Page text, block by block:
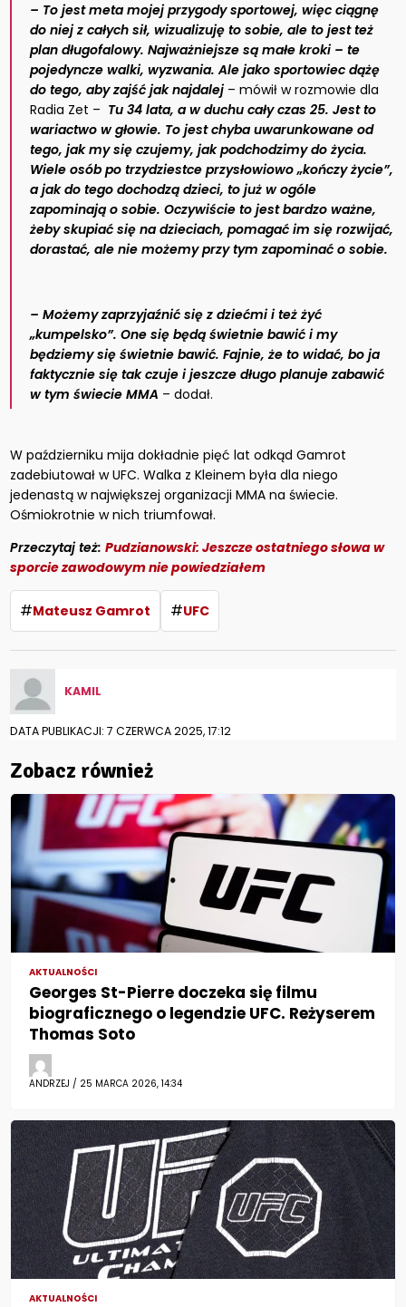
– To jest meta mojej przygody sportowej, więc ciągnę
do niej z całych sił, wizualizuję to sobie, ale to jest też
plan długofalowy. Najważniejsze są małe kroki – te
pojedyncze walki, wyzwania. Ale jako sportowiec dążę
do tego, aby zajść jak najdalej– mówił w rozmowie dla
Radia Zet – Tu 34 lata, a w duchu cały czas 25. Jest to
wariactwo w głowie. To jest chyba uwarunkowane od
tego, jak my się czujemy, jak podchodzimy do życia.
Wiele osób po trzydziestce przysłowiowo „kończy życie”,
a jak do tego dochodzą dzieci, to już w ogóle
zapominają o sobie. Oczywiście to jest bardzo ważne,
żeby skupiać się na dzieciach, pomagać im się rozwijać,
dorastać, ale nie możemy przy tym zapominać o sobie.
– Możemy zaprzyjaźnić się z dziećmi i też żyć
„kumpelsko”. One się będą świetnie bawić i my
będziemy się świetnie bawić. Fajnie, że to widać, bo ja
faktycznie się tak czuje i jeszcze długo planuje zabawić
w tym świecie MMA – dodał.
W październiku mija dokładnie pięć lat odkąd Gamrot
zadebiutował w UFC. Walka z Kleinem była dla niego
jedenastą w największej organizacji MMA na świecie.
Ośmiokrotnie w nich triumfował.
Przeczytaj też:Pudzianowski: Jeszcze ostatniego słowa w
sporcie zawodowym nie powiedziałem
#Mateusz Gamrot #UFC
KAMIL
DATA PUBLIKACJI: 7 CZERWCA 2025, 17:12
Zobacz również
AKTUALNOŚCI
Georges St-Pierre doczeka się filmu
biograficznego o legendzie UFC. Reżyserem
Thomas Soto
ANDRZEJ / 25 MARCA 2026, 14:34
AKTUALNOŚCI